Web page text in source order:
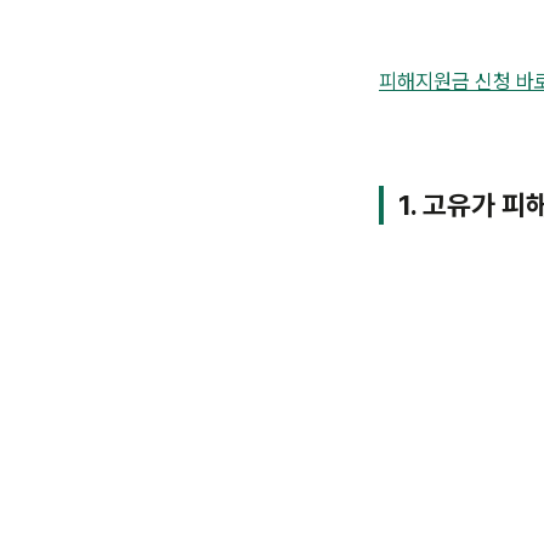
피해지원금 신청 바
1. 고유가 피